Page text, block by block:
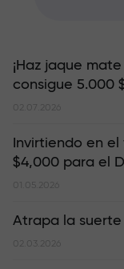
¡Haz jaque
consigue 5.000
02.07.2026
Invirtiendo en
$4,000 para el
01.05.2026
Atrapa la suerte
02.03.2026